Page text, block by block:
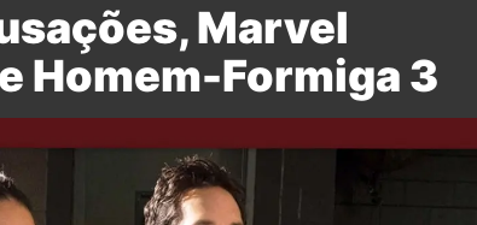
Marvel
Homem-Formiga 3